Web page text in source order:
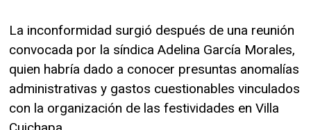
La inconformidad surgió después de una reunión
convocada por la síndica Adelina García Morales,
quien habría dado a conocer presuntas anomalías
administrativas y gastos cuestionables vinculados
con la organización de las festividades en Villa